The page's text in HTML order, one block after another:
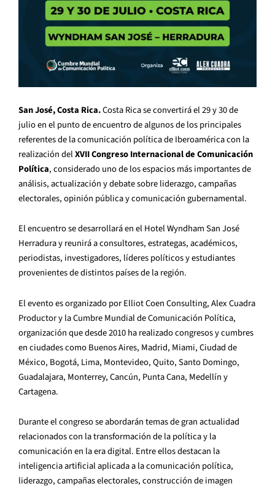
San José, Costa Rica.Costa Rica se convertirá el 29 y 30 de
julio en el punto de encuentro de algunos de los principales
referentes de la comunicación política de Iberoamérica con la
realización delXVII Congreso Internacional de Comunicación
Política, considerado uno de los espacios más importantes de
análisis, actualización y debate sobre liderazgo, campañas
electorales, opinión pública y comunicación gubernamental.
El encuentro se desarrollará en el Hotel Wyndham San José
Herradura y reunirá a consultores, estrategas, académicos,
periodistas, investigadores, líderes políticos y estudiantes
provenientes de distintos países de la región.
El evento es organizado por Elliot Coen Consulting, Alex Cuadra
Productor y la Cumbre Mundial de Comunicación Política,
organización que desde 2010 ha realizado congresos y cumbres
en ciudades como Buenos Aires, Madrid, Miami, Ciudad de
México, Bogotá, Lima, Montevideo, Quito, Santo Domingo,
Guadalajara, Monterrey, Cancún, Punta Cana, Medellín y
Cartagena.
Durante el congreso se abordarán temas de gran actualidad
relacionados con la transformación de la política y la
comunicación en la era digital. Entre ellos destacan la
inteligencia artificial aplicada a la comunicación política,
liderazgo, campañas electorales, construcción de imagen